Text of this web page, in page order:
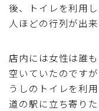
後、トイレを利用
人ほどの行列が出
店内には女性は誰
空いていたのです
うしのトイレを利
道の駅に立ち寄り